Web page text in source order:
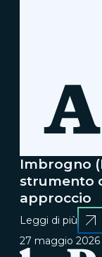
Imbrogno
strumento
approccio
Leggi di più
27 maggio 2026